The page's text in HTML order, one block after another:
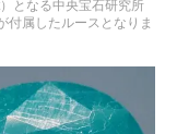
）となる中央宝石研究所
付属したルースとなりま